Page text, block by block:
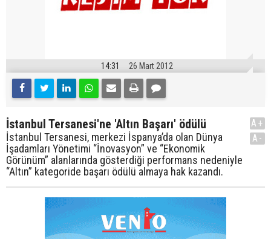
14:31 26 Mart 2012
İstanbul Tersanesi'ne 'Altın Başarı' ödülü
İstanbul Tersanesi, merkezi İspanya’da olan Dünya
İşadamları Yönetimi “İnovasyon” ve “Ekonomik
Görünüm” alanlarında gösterdiği performans nedeniyle
“Altın” kategoride başarı ödülü almaya hak kazandı.
A+
A-